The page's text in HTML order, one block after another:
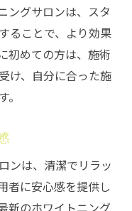
ングサロンは、スタ
ることで、より効果
初めての方は、施術
け、自分に合った施
ンは、清潔でリラッ
者に安心感を提供し
新のホワイトニング